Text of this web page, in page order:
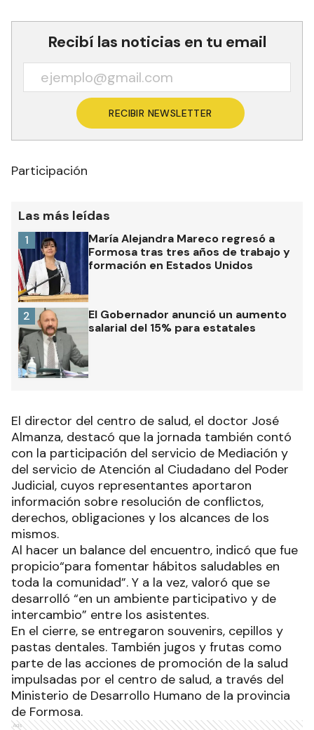
Recibí las noticias en tu email
RECIBIR NEWSLETTER
Participación
Las más leídas
María Alejandra Mareco regresó a
Formosa tras tres años de trabajo y
formación en Estados Unidos
1
El Gobernador anunció un aumento
salarial del 15% para estatales
2
El director del centro de salud, el doctor José
Almanza, destacó que la jornada también contó
con la participación del servicio de Mediación y
del servicio de Atención al Ciudadano del Poder
Judicial, cuyos representantes aportaron
información sobre resolución de conflictos,
derechos, obligaciones y los alcances de los
mismos.
Al hacer un balance del encuentro, indicó que fue
propicio“para fomentar hábitos saludables en
toda la comunidad”. Y a la vez, valoró que se
desarrolló “en un ambiente participativo y de
intercambio” entre los asistentes.
En el cierre, se entregaron souvenirs, cepillos y
pastas dentales. También jugos y frutas como
parte de las acciones de promoción de la salud
impulsadas por el centro de salud, a través del
Ministerio de Desarrollo Humano de la provincia
de Formosa.
Ads